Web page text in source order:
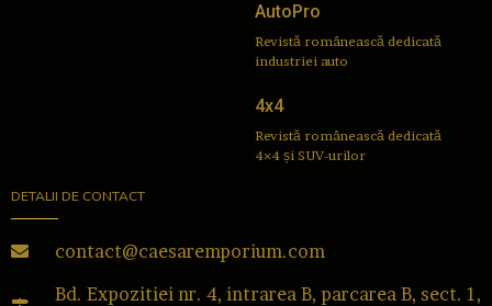
AutoPro
Revistă românească dedicată
industriei auto
4x4
Revistă românească dedicată
4×4 și SUV-urilor
DETALII DE CONTACT
contact@caesaremporium.com
Bd. Expozitiei nr. 4, intrarea B, parcarea B, sect. 1,